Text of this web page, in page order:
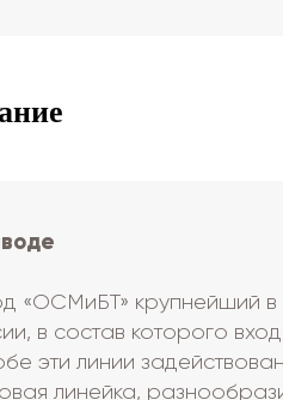
«ОСМиБТ» крупнейший
в состав которого
эти линии
линейка,